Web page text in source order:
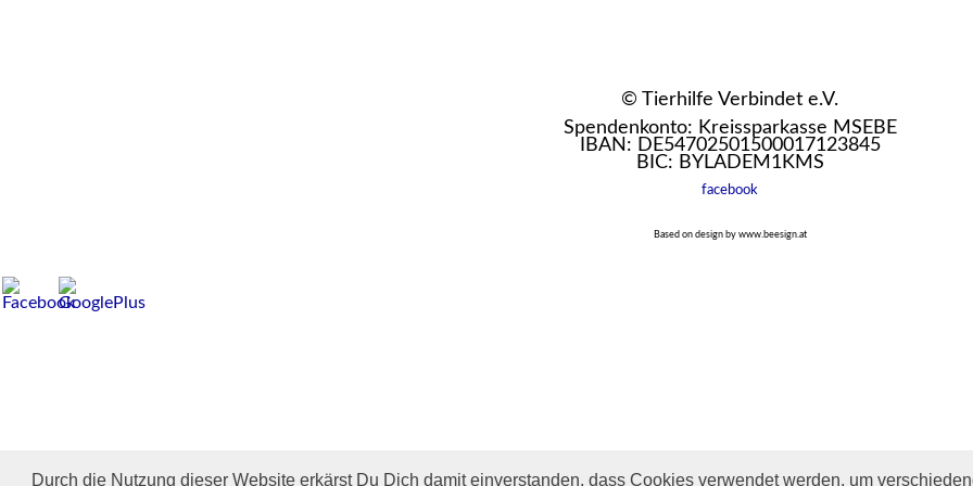
Durch die Nutzung dieser Website erkärst Du Dich damit einverstanden, dass Cookies verwendet werden, um
© Tierhilfe Verbindet e.V.
Spendenkonto: Kreissparkasse MSEBE
IBAN: DE54702501500017123845
BIC: BYLADEM1KMS
facebook
Based on design by www.beesign.at